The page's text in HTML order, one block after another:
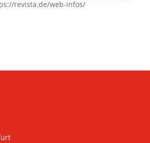
revista.de/web-infos/